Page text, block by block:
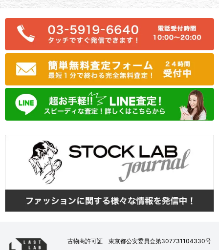
古物商許可証 東京都公安委員会第307731104330号